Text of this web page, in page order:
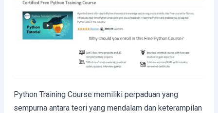
Python Training Course memiliki perpaduan yang
sempurna antara teori yang mendalam dan keterampilan